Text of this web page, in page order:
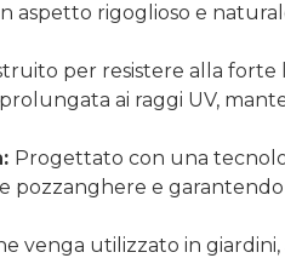
aspetto rigoglioso e
per resistere alla forte
ai raggi UV,
Progettato con una
pozzanghere e
venga utilizzato in